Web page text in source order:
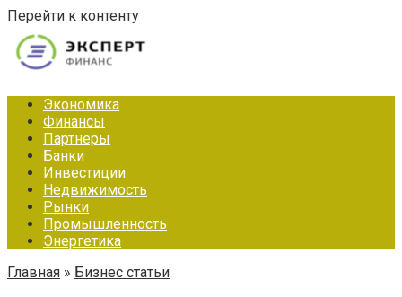
Перейти к контенту
Экономика
Финансы
Партнеры
Банки
Инвестиции
Недвижимость
Рынки
Промышленность
Энергетика
Главная » Бизнес статьи